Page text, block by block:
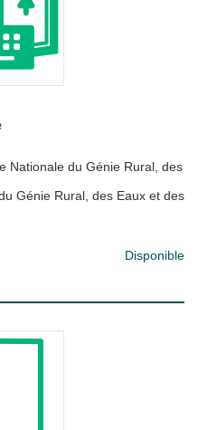
Nationale du Génie Rural, des
Génie Rural, des Eaux et des
Disponible